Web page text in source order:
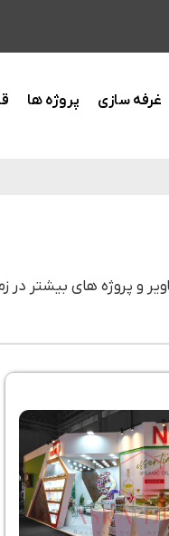
غرفه سازی پروژه ها
و پروژه های بیشتر در